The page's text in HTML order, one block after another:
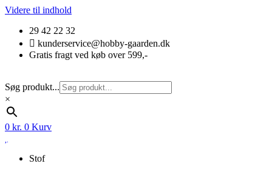
Videre til indhold
29 42 22 32
kunderservice@hobby-gaarden.dk
Gratis fragt ved køb over 599,-
Søg produkt...
×
0 kr. 0 Kurv
Stof